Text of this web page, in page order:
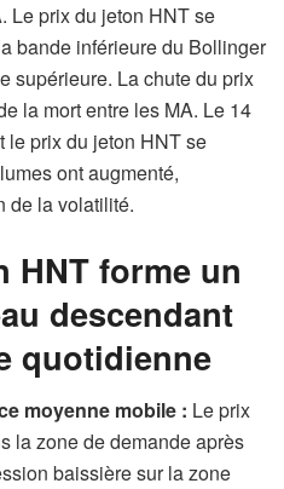
Le prix du jeton HNT se
bande inférieure du Bollinger
supérieure. La chute du prix
la mort entre les MA. Le 14
le prix du jeton HNT se
ont augmenté,
de la volatilité.
HNT forme un
descendant
quotidienne
moyenne mobile : Le prix
la zone de demande après
baissière sur la zone